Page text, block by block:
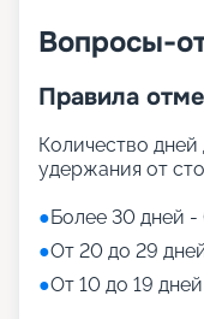
Вопросы-
Правила
Количество
удержания от
●Более 30 дней -
●От 20 до 29
●От 10 до 19